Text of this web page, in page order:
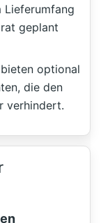
Lieferumfang
geplant
optional
die den
verhindert.